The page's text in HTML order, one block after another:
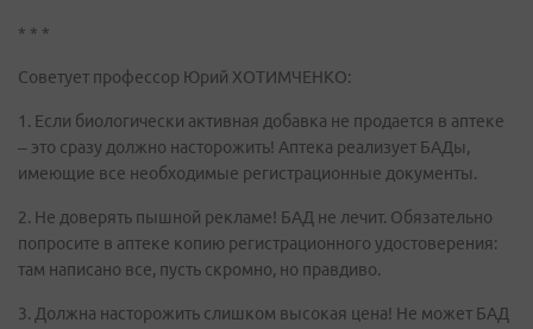
* * *
Советует профессор Юрий ХОТИМЧЕНКО:
1. Если биологически активная добавка не продается в аптеке
– это сразу должно насторожить! Аптека реализует БАДы,
имеющие все необходимые регистрационные документы.
2. Не доверять пышной рекламе! БАД не лечит. Обязательно
попросите в аптеке копию регистрационного удостоверения:
там написано все, пусть скромно, но правдиво.
3. Должна насторожить слишком высокая цена! Не может БАД